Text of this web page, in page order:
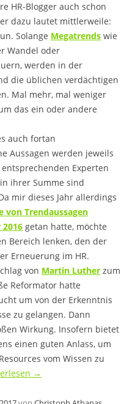
HR-Blogger auch schon
dazu lautet mittlerweile:
Solange Megatrends wie
Wandel oder
werden in der
die üblichen verdächtigen
Mal mehr, mal weniger
das ein oder andere
auch fortan
Aussagen werden jeweils
Experten
ihrer Summe sind
mir dieses Jahr allerdings
von Trendaussagen
getan hatte, möchte
Bereich lenken, den der
Erneuerung im HR.
von Martin Luther zum
Reformator hatte
um von der Erkenntnis
zu gelangen. Dann
Wirkung. Insofern bietet
einen guten Anlass, um
vom Wissen zu
→